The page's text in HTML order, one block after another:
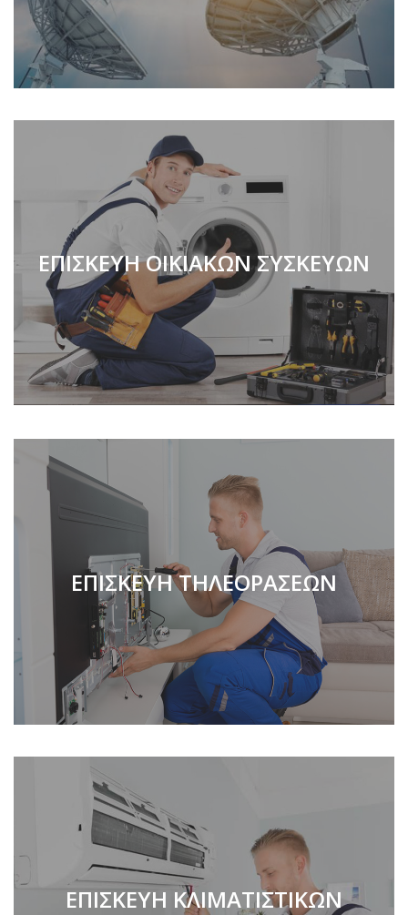
ΕΠΙΣΚΕΥΗ ΟΙΚΙΑΚΩΝ ΣΥΣΚΕΥΩΝ
ΕΠΙΣΚΕΥΗ ΤΗΛΕΟΡΑΣΕΩΝ
ΕΠΙΣΚΕΥΗ ΚΛΙΜΑΤΙΣΤΙΚΩΝ